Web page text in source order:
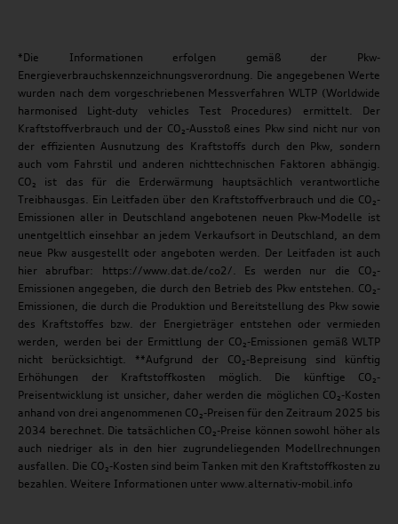
*Die Informationen erfolgen gemäß der Pkw-
Energieverbrauchskennzeichnungsverordnung. Die angegebenen Werte
wurden nach dem vorgeschriebenen Messverfahren WLTP (Worldwide
harmonised Light-duty vehicles Test Procedures) ermittelt. Der
Kraftstoffverbrauch und der CO₂-Ausstoß eines Pkw sind nicht nur von
der effizienten Ausnutzung des Kraftstoffs durch den Pkw, sondern
auch vom Fahrstil und anderen nichttechnischen Faktoren abhängig.
CO₂ ist das für die Erderwärmung hauptsächlich verantwortliche
Treibhausgas. Ein Leitfaden über den Kraftstoffverbrauch und die CO₂-
Emissionen aller in Deutschland angebotenen neuen Pkw-Modelle ist
unentgeltlich einsehbar an jedem Verkaufsort in Deutschland, an dem
neue Pkw ausgestellt oder angeboten werden. Der Leitfaden ist auch
hier abrufbar: https://www.dat.de/co2/. Es werden nur die CO₂-
Emissionen angegeben, die durch den Betrieb des Pkw entstehen. CO₂-
Emissionen, die durch die Produktion und Bereitstellung des Pkw sowie
des Kraftstoffes bzw. der Energieträger entstehen oder vermieden
werden, werden bei der Ermittlung der CO₂-Emissionen gemäß WLTP
nicht berücksichtigt. **Aufgrund der CO₂-Bepreisung sind künftig
Erhöhungen der Kraftstoffkosten möglich. Die künftige CO₂-
Preisentwicklung ist unsicher, daher werden die möglichen CO₂-Kosten
anhand von drei angenommenen CO₂-Preisen für den Zeitraum 2025 bis
2034 berechnet. Die tatsächlichen CO₂-Preise können sowohl höher als
auch niedriger als in den hier zugrundeliegenden Modellrechnungen
ausfallen. Die CO₂-Kosten sind beim Tanken mit den Kraftstoffkosten zu
bezahlen. Weitere Informationen unter www.alternativ-mobil.info